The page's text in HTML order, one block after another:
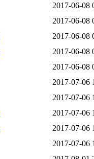
2017-06-08
2017-06-08
2017-06-08
2017-06-08
2017-06-08
2017-07-06
2017-07-06
2017-07-06
2017-07-06
2017-07-06